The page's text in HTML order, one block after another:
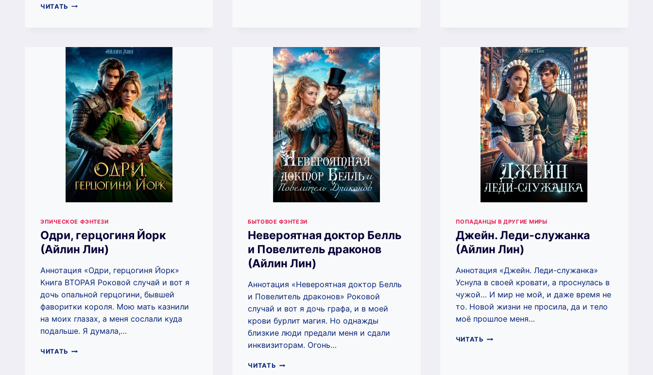
ЧИТАТЬ ХОЗЯЙКА
(АЙЛИН
ЛИН)
ЭПИЧЕСКОЕ ФЭНТЕЗИ
Одри, герцогиня Йорк
(Айлин Лин)
Аннотация «Одри, герцогиня Йорк»
Книга ВТОРАЯ Роковой случай и вот я
дочь опальной герцогини, бывшей
фаворитки короля. Мою мать казнили
на моих глазах, а меня сослали куда
подальше. Я думала,…
ЧИТАТЬ ОДРИ,
БЫТОВОЕ ФЭНТЕЗИ
Невероятная доктор Белль
и Повелитель драконов
(Айлин Лин)
Аннотация «Невероятная доктор Белль
и Повелитель драконов» Роковой
случай и вот я дочь графа, и в моей
крови бурлит магия. Но однажды
близкие люди предали меня и сдали
инквизиторам. Огонь…
ЧИТАТЬ НЕВЕРОЯТНАЯ
ПОПАДАНЦЫ В ДРУГИЕ МИРЫ
Джейн. Леди-служанка
(Айлин Лин)
Аннотация «Джейн. Леди-служанка»
Уснула в своей кровати, а проснулась в
чужой… И мир не мой, и даже время не
то. Новой жизни не просила, да и тело
моё прошлое меня…
ЧИТАТЬ ДЖЕЙН.